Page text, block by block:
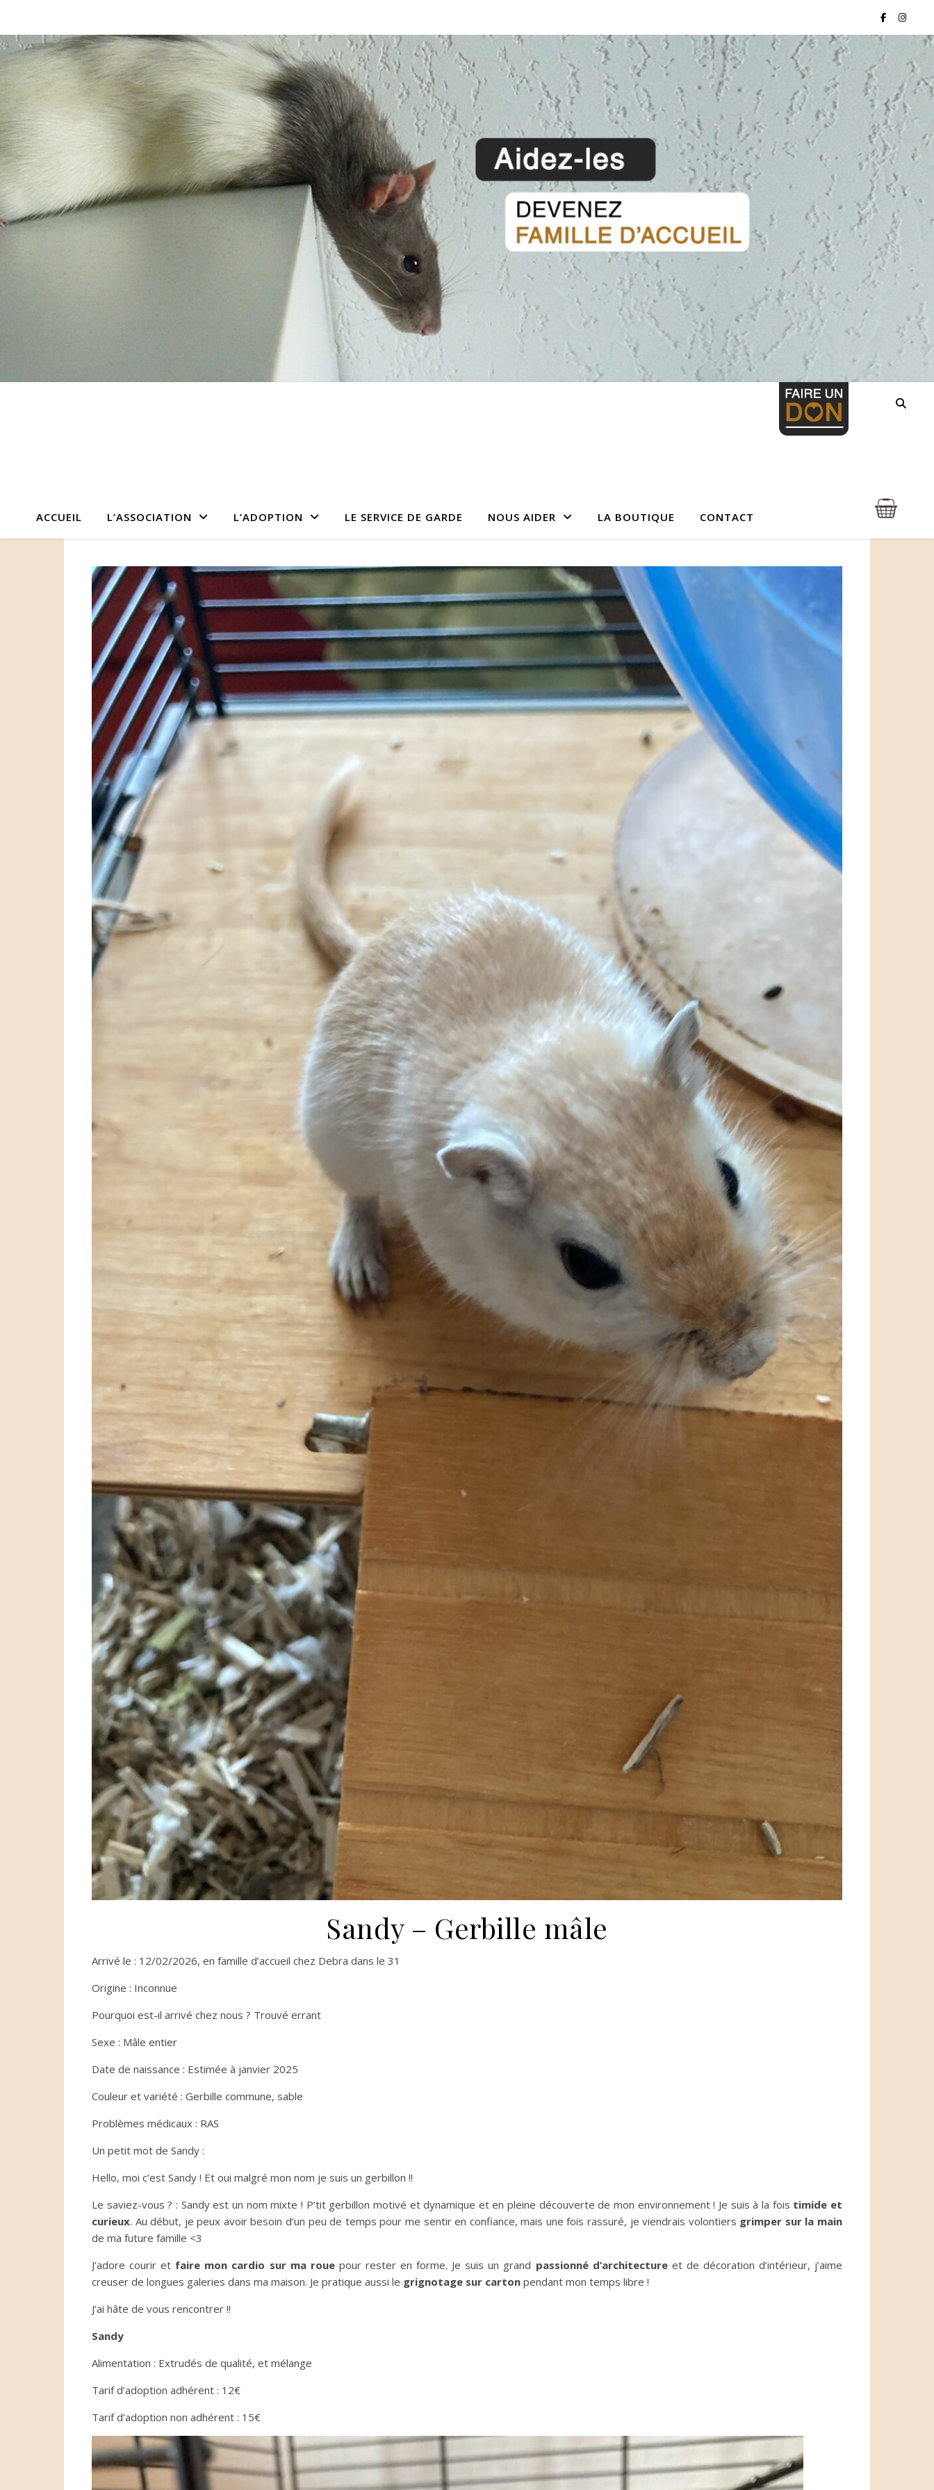
ACCUEIL L’ASSOCIATION L’ADOPTION LE SERVICE DE GARDE NOUS AIDER LA BOUTIQUE CONTACT
Sandy – Gerbille mâle
Arrivé le : 12/02/2026, en famille d’accueil chez Debra dans le 31
Origine : Inconnue
Pourquoi est-il arrivé chez nous ? Trouvé errant
Sexe : Mâle entier
Date de naissance : Estimée à janvier 2025
Couleur et variété : Gerbille commune, sable
Problèmes médicaux : RAS
Un petit mot de Sandy :
Hello, moi c’est Sandy ! Et oui malgré mon nom je suis un gerbillon !!
Le saviez-vous ? : Sandy est un nom mixte ! P’tit gerbillon motivé et dynamique et en pleine découverte de mon environnement ! Je suis à la fois timide et
curieux. Au début, je peux avoir besoin d’un peu de temps pour me sentir en confiance, mais une fois rassuré, je viendrais volontiers grimper sur la main
de ma future famille <3
J’adore courir et faire mon cardio sur ma rouepour rester en forme. Je suis un grand passionné d’architectureet de décoration d’intérieur, j’aime
creuser de longues galeries dans ma maison. Je pratique aussi le grignotage sur carton pendant mon temps libre !
J’ai hâte de vous rencontrer !!
Sandy
Alimentation : Extrudés de qualité, et mélange
Tarif d’adoption adhérent : 12€
Tarif d’adoption non adhérent : 15€